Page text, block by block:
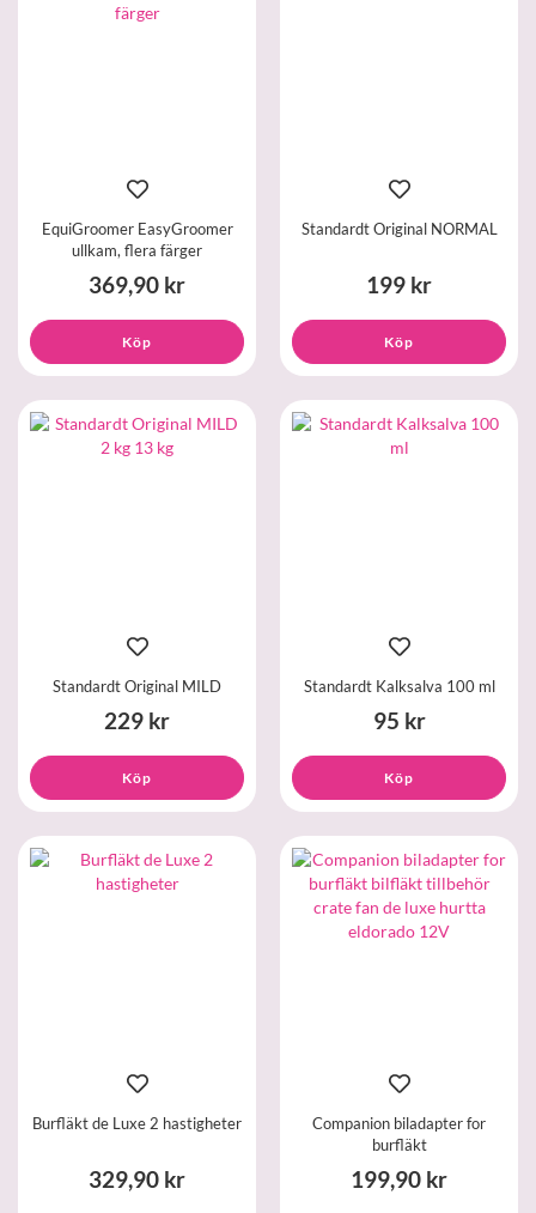
EquiGroomer EasyGroomer
ullkam, flera färger
369,90 kr
Köp
Standardt Original NORMAL
199 kr
Köp
Standardt Original MILD
229 kr
Köp
Standardt Kalksalva 100 ml
95 kr
Köp
Burfläkt de Luxe 2 hastigheter
329,90 kr
Companion biladapter for
burfläkt
199,90 kr